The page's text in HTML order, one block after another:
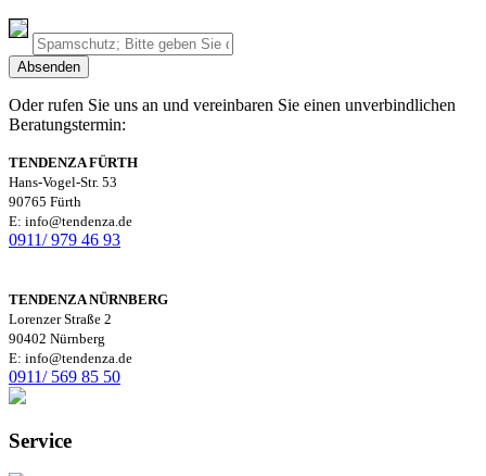
Oder rufen Sie uns an und vereinbaren Sie einen unverbindlichen
Beratungstermin:
TENDENZA FÜRTH
Hans-Vogel-Str. 53
90765 Fürth
E: info@tendenza.de
0911/ 979 46 93
TENDENZA NÜRNBERG
Lorenzer Straße 2
90402 Nürnberg
E: info@tendenza.de
0911/ 569 85 50
Service